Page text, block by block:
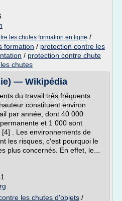
les chutes formation en ligne /
formation / protection contre les
/ protection contre chute
chutes
— Wikipédia
du travail très fréquents.
constituent environ
par année, dont 40 000
et 1 000 sont
. Les environnements de
les risques, c'est pourquoi le
plus concernés. En effet, le...
les chutes d'objets /